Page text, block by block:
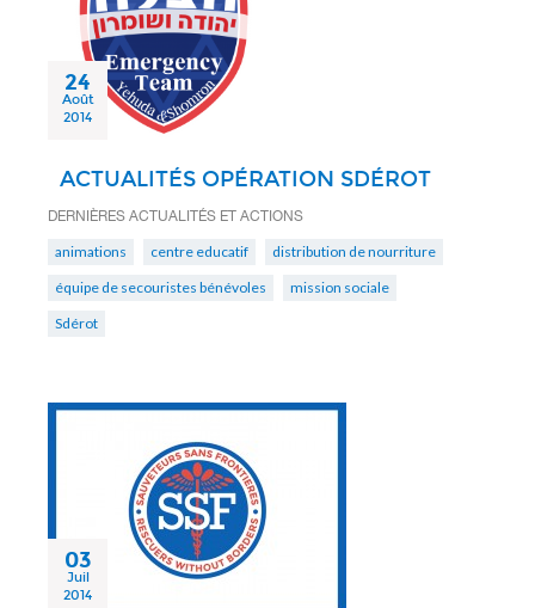
24
Août
2014
ACTUALITÉS OPÉRATION SDÉROT
DERNIÈRES ACTUALITÉS ET ACTIONS
animations centre educatif
distribution de nourriture
équipe de secouristes bénévoles
mission sociale
Sdérot
03
Juil
2014